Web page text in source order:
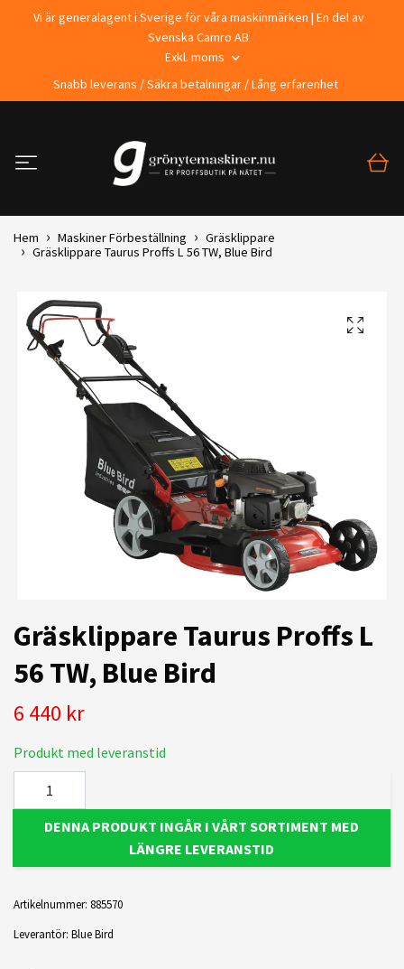
Vi är generalagent i Sverige för våra maskinmärken | En del av
Svenska Camro AB
Exkl. moms
Snabb leverans / Säkra betalningar / Lång erfarenhet
Hem Maskiner Förbeställning
Gräsklippare
Gräsklippare Taurus Proffs L 56 TW, Blue Bird
Gräsklippare Taurus Proffs L
56 TW, Blue Bird
6 440 kr
Produkt med leveranstid
DENNA PRODUKT INGÅR I VÅRT SORTIMENT MED
LÄNGRE LEVERANSTID
Artikelnummer: 885570
Leverantör: Blue Bird